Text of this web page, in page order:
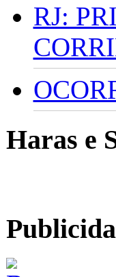
RJ:
Haras e